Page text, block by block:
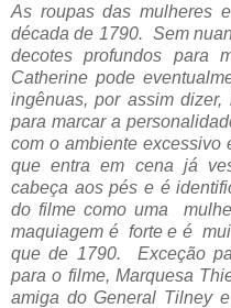
As roupas das mulheres
década de 1790. Sem
decotes profundos para
Catherine pode
ingênuas, por assim
para marcar a
com o ambiente excessivo
que entra em cena já
cabeça aos pés e é
do filme como uma
maquiagem é forte e é
que de 1790. Exceção
para o filme, Marquesa
amiga do General Tilney